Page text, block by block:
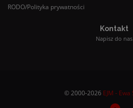
RODO/Polityka prywatności
Kontakt
Napisz do nas
© 2000-2026 EJM -